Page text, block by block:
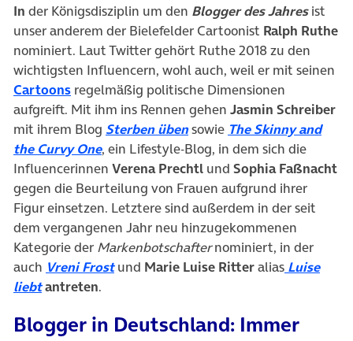
In der Königsdisziplin um den Blogger des Jahresist
unser anderem der Bielefelder Cartoonist Ralph Ruthe
nominiert. Laut Twitter gehört Ruthe 2018 zu den
wichtigsten Influencern, wohl auch, weil er mit seinen
Cartoons(öffnet in neuem Tab)
regelmäßig politische Dimensionen
aufgreift. Mit ihm ins Rennen gehen Jasmin Schreiber
mit ihrem Blog Sterben üben(öffnet in neuem Tab)
sowie The Skinny and
the Curvy One(öffnet in neuem Tab)
, ein Lifestyle-Blog, in dem sich die
Influencerinnen Verena Prechtl und Sophia Faßnacht
gegen die Beurteilung von Frauen aufgrund ihrer
Figur einsetzen. Letztere sind außerdem in der seit
dem vergangenen Jahr neu hinzugekommenen
Kategorie der Markenbotschafternominiert, in der
auch Vreni Frostund Marie Luise Ritteralias Luise
liebt(öffnet in neuem Tab)
antreten.
Blogger in Deutschland: Immer